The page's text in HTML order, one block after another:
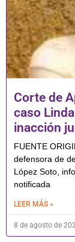
Corte de
caso
inacción
FUENTE
defensora de
López Soto,
notificada
LEER MÁS »
8 de agosto de